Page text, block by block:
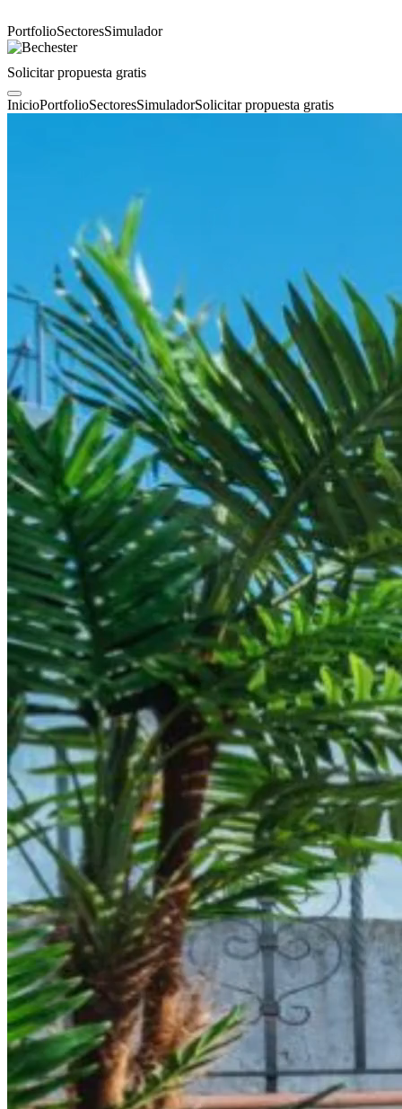
PortfolioSectoresSimulador
Solicitar propuesta gratis
InicioPortfolioSectoresSimuladorSolicitar propuesta gratis